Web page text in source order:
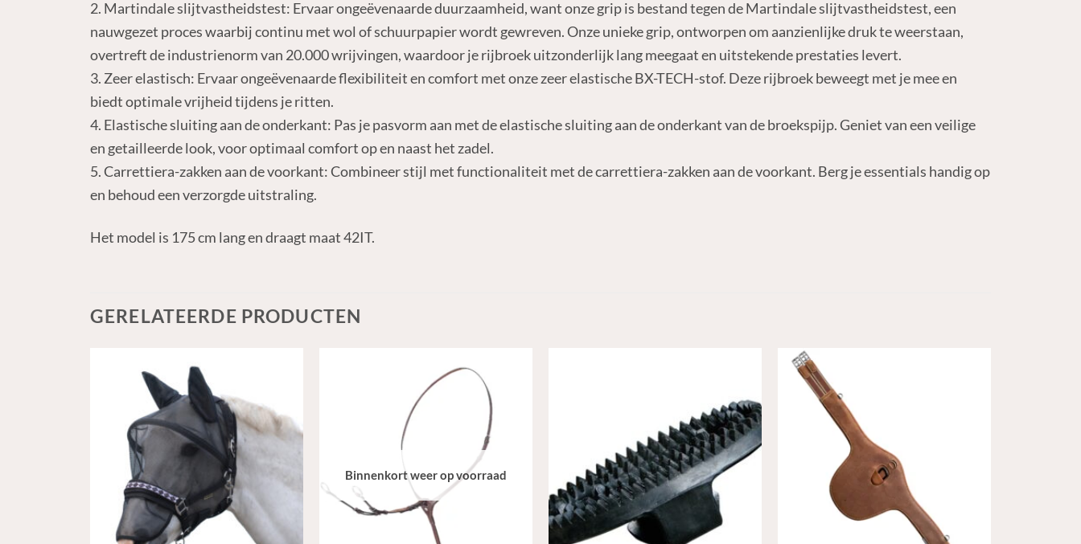
2. Martindale slijtvastheidstest: Ervaar ongeëvenaarde duurzaamheid, want onze grip is bestand tegen de Martindale slijtvastheidstest, een
nauwgezet proces waarbij continu met wol of schuurpapier wordt gewreven. Onze unieke grip, ontworpen om aanzienlijke druk te weerstaan,
overtreft de industrienorm van 20.000 wrijvingen, waardoor je rijbroek uitzonderlijk lang meegaat en uitstekende prestaties levert.
3. Zeer elastisch: Ervaar ongeëvenaarde flexibiliteit en comfort met onze zeer elastische BX-TECH-stof. Deze rijbroek beweegt met je mee en
biedt optimale vrijheid tijdens je ritten.
4. Elastische sluiting aan de onderkant: Pas je pasvorm aan met de elastische sluiting aan de onderkant van de broekspijp. Geniet van een veilige
en getailleerde look, voor optimaal comfort op en naast het zadel.
5. Carrettiera-zakken aan de voorkant: Combineer stijl met functionaliteit met de carrettiera-zakken aan de voorkant. Berg je essentials handig op
en behoud een verzorgde uitstraling.
Het model is 175 cm lang en draagt ​​maat 42IT.
GERELATEERDE PRODUCTEN
Binnenkort weer op voorraad